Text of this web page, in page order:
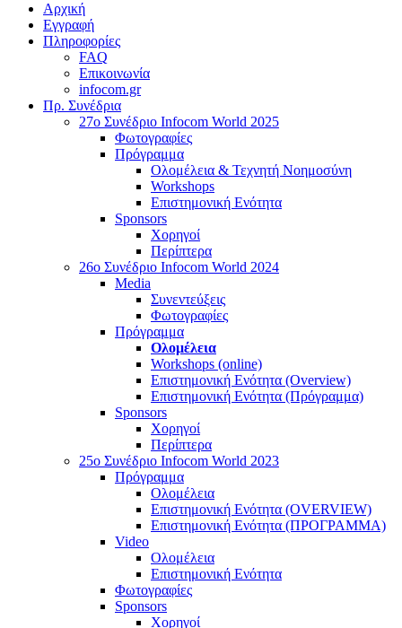
Αρχική
Εγγραφή
Πληροφορίες
FAQ
Επικοινωνία
infocom.gr
Πρ. Συνέδρια
27o Συνέδριο Infocom World 2025
Φωτογραφίες
Πρόγραμμα
Ολομέλεια & Τεχνητή Νοημοσύνη
Workshops
Επιστημονική Ενότητα
Sponsors
Χορηγοί
Περίπτερα
26o Συνέδριο Infocom World 2024
Media
Συνεντεύξεις
Φωτογραφίες
Πρόγραμμα
Ολομέλεια
Workshops (online)
Επιστημονική Ενότητα (Overview)
Επιστημονική Ενότητα (Πρόγραμμα)
Sponsors
Χορηγοί
Περίπτερα
25o Συνέδριο Infocom World 2023
Πρόγραμμα
Ολομέλεια
Επιστημονική Ενότητα (OVERVIEW)
Επιστημονική Ενότητα (ΠΡΟΓΡΑΜΜΑ)
Video
Ολομέλεια
Επιστημονική Ενότητα
Φωτογραφίες
Sponsors
Χορηγοί